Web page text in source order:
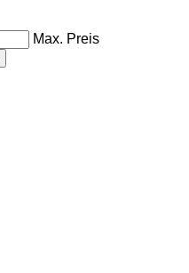
Max. Preis